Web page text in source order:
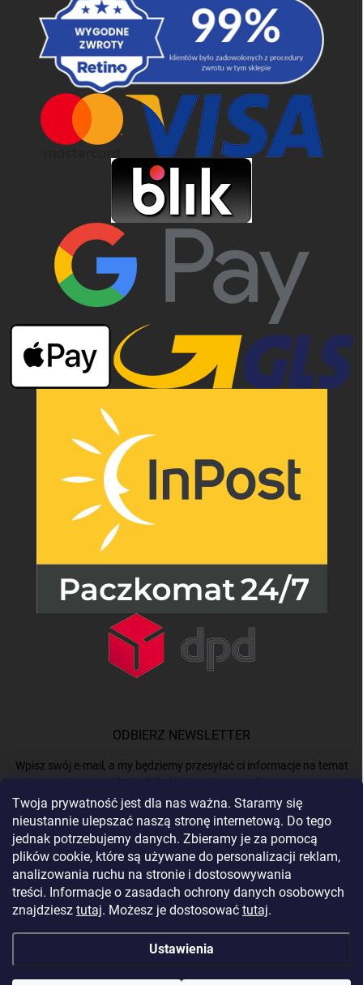
Twoja prywatność jest dla nas ważna. Staramy się
nieustannie ulepszać naszą stronę internetową. Do tego
jednak potrzebujemy danych. Zbieramy je za pomocą
plików cookie, które są używane do personalizacji reklam,
analizowania ruchu na stronie i dostosowywania
treści. Informacje o zasadach ochrony danych osobowych
znajdziesz tutaj. Możesz je dostosować tutaj.
Ustawienia
ODBIERZ NEWSLETTER
Wpisz swój e-mail, a my będziemy przesyłać ci informacje na temat
nowych produktów na naszym e-shop.
E-MAIL
Podając e-mail, akceptujeszpolitykę prywatności.
Zaloguj się
Copyright 2026BERGAM. Wszystkie prawa zastrzeżone.Edytuj ustawienia